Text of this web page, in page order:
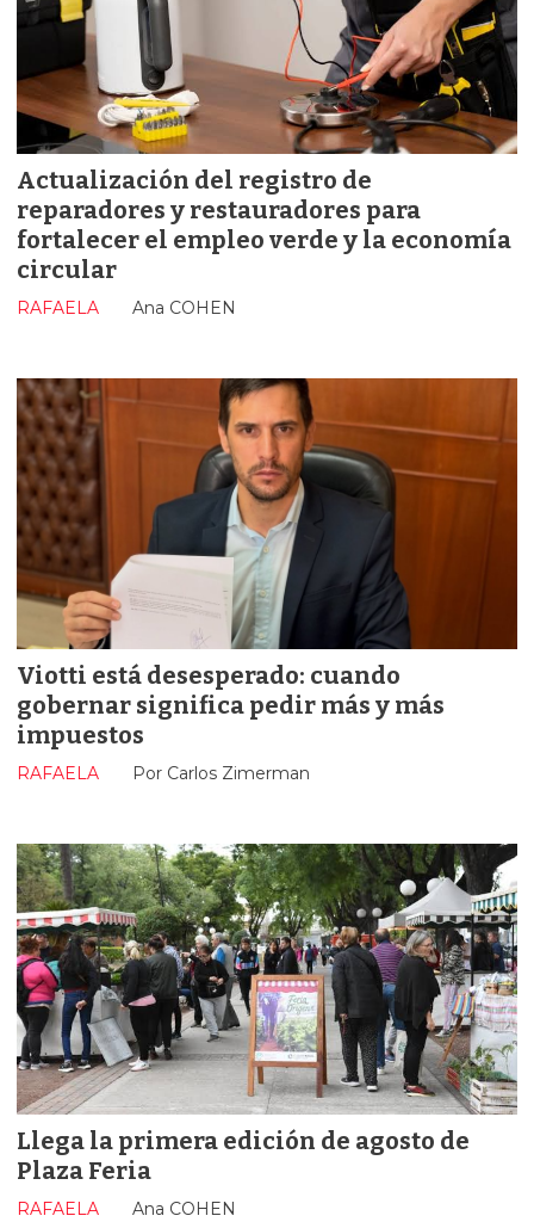
Actualización del registro de
reparadores y restauradores para
fortalecer el empleo verde y la economía
circular
Ana COHEN
RAFAELA
Viotti está desesperado: cuando
gobernar significa pedir más y más
impuestos
Por Carlos Zimerman
RAFAELA
Llega la primera edición de agosto de
Plaza Feria
Ana COHEN
RAFAELA